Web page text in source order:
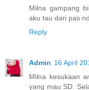
Milna gampang
aku tau dari pas
Reply
Admin 16 April
Milna kesukaan
yang mau SD.